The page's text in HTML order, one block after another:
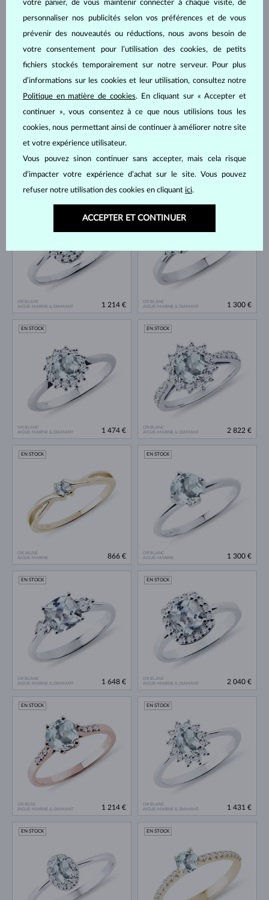
OR BLANC
2 040 €
OR BLANC
1 344 €
OR BLANC
EN STOCK
2 083 €
OR BLANC
EN STOCK
1 387 €
OR BLANC
AIGUE-MARINE & DIAMANT
1 214 €
OR BLANC
AIGUE-MARINE & DIAMANT
1 300 €
OR BLANC
AIGUE-MARINE & DIAMANT
EN STOCK
1 474 €
OR BLANC
AIGUE-MARINE & DIAMANT
EN STOCK
2 822 €
OR JAUNE
AIGUE-MARINE
EN STOCK
866 €
OR BLANC
AIGUE-MARINE
EN STOCK
1 300 €
OR BLANC
AIGUE-MARINE & DIAMANT
EN STOCK
1 648 €
OR BLANC
AIGUE-MARINE & DIAMANT
EN STOCK
2 040 €
OR ROSE
AIGUE-MARINE & DIAMANT
EN STOCK
1 214 €
OR BLANC
AIGUE-MARINE & DIAMANT
EN STOCK
1 431 €
EN STOCK EN STOCK
votre panier, de vous maintenir connecter à chaque visite, de
personnaliser nos publicités selon vos préférences et de vous
prévenir des nouveautés ou réductions, nous avons besoin de
votre consentement pour l’utilisation des cookies, de petits
fichiers stockés temporairement sur notre serveur. Pour plus
d’informations sur les cookies et leur utilisation, consultez notre
Politique en matière de cookies. En cliquant sur « Accepter et
continuer », vous consentez à ce que nous utilisions tous les
cookies, nous permettant ainsi de continuer à améliorer notre site
et votre expérience utilisateur.
Vous pouvez sinon continuer sans accepter, mais cela risque
d’impacter votre expérience d’achat sur le site. Vous pouvez
refuser notre utilisation des cookies en cliquant ici.
ACCEPTER ET CONTINUER